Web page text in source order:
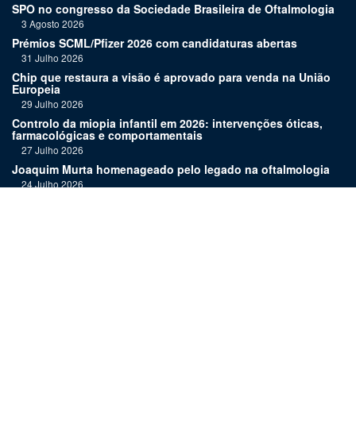
SPO no congresso da Sociedade Brasileira de Oftalmologia
3 Agosto 2026
Prémios SCML/Pfizer 2026 com candidaturas abertas
31 Julho 2026
Chip que restaura a visão é aprovado para venda na União
Europeia
29 Julho 2026
Controlo da miopia infantil em 2026: intervenções óticas,
farmacológicas e comportamentais
27 Julho 2026
Joaquim Murta homenageado pelo legado na oftalmologia
24 Julho 2026